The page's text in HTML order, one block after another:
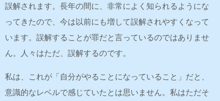
誤解されます。長年の間に、非常によく知られるようにな
ってきたので、今は以前にも増して誤解されやすくなって
います。誤解することが罪だと言っているのではありませ
ん。人々はただ、誤解するのです。
私は、これが「自分がやることになっていること」だと、
意識的なレベルで感じていたとは思いません。私はただそ